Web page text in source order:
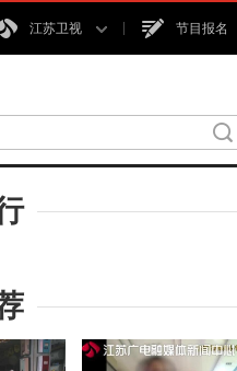
江苏卫视 节目报名